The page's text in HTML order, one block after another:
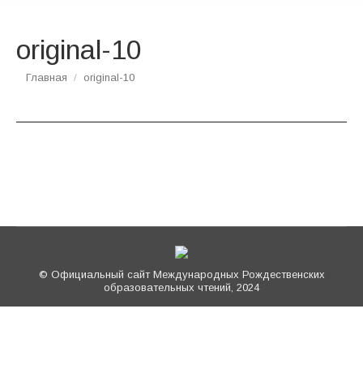
original-10
Вы здесь:
Главная original-10
© Официальный сайт Международных Рождественских
образовательных чтений, 2024